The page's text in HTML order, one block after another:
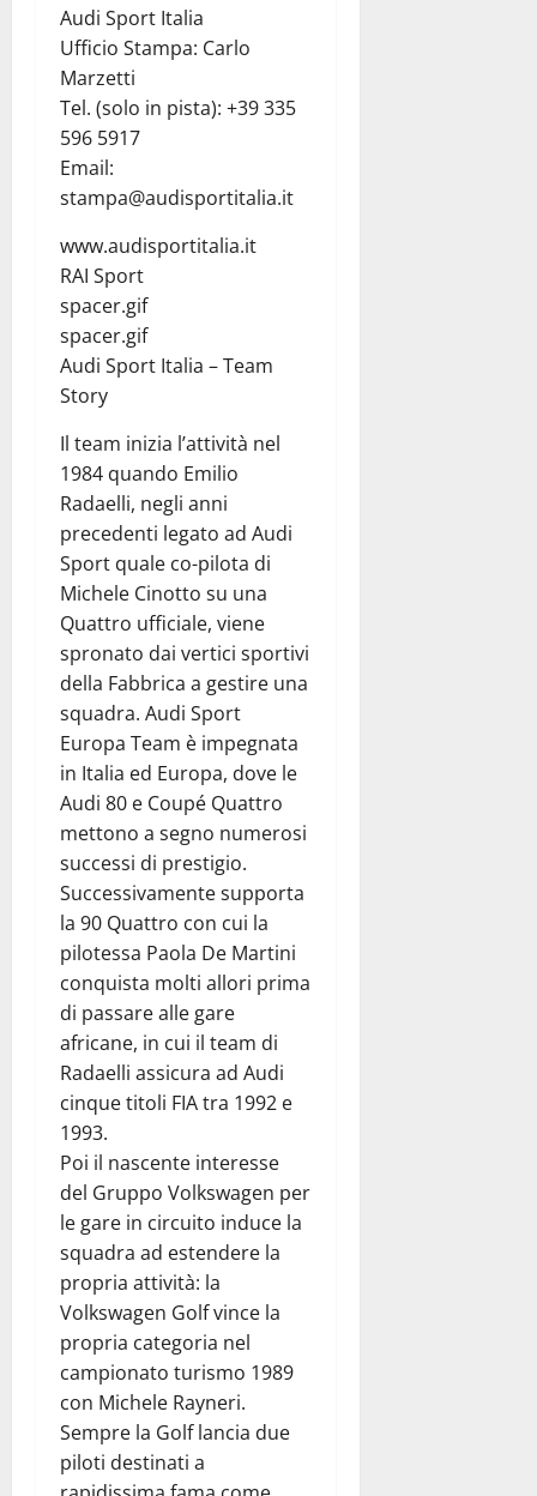
Audi Sport Italia
Ufficio Stampa: Carlo
Marzetti
Tel. (solo in pista): +39 335
596 5917
Email:
stampa@audisportitalia.it
www.audisportitalia.it
RAI Sport
spacer.gif
spacer.gif
Audi Sport Italia – Team
Story
Il team inizia l’attività nel
1984 quando Emilio
Radaelli, negli anni
precedenti legato ad Audi
Sport quale co-pilota di
Michele Cinotto su una
Quattro ufficiale, viene
spronato dai vertici sportivi
della Fabbrica a gestire una
squadra. Audi Sport
Europa Team è impegnata
in Italia ed Europa, dove le
Audi 80 e Coupé Quattro
mettono a segno numerosi
successi di prestigio.
Successivamente supporta
la 90 Quattro con cui la
pilotessa Paola De Martini
conquista molti allori prima
di passare alle gare
africane, in cui il team di
Radaelli assicura ad Audi
cinque titoli FIA tra 1992 e
1993.
Poi il nascente interesse
del Gruppo Volkswagen per
le gare in circuito induce la
squadra ad estendere la
propria attività: la
Volkswagen Golf vince la
propria categoria nel
campionato turismo 1989
con Michele Rayneri.
Sempre la Golf lancia due
piloti destinati a